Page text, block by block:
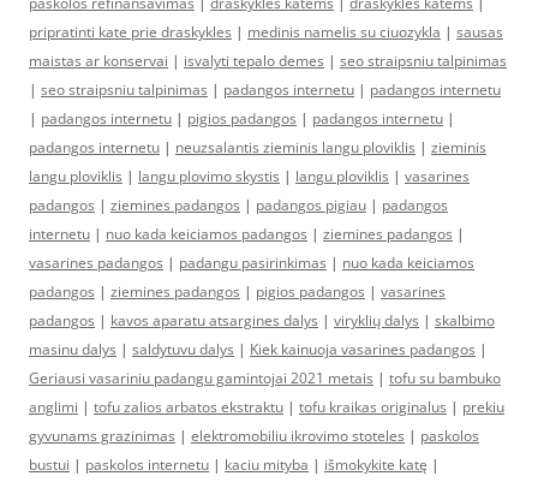
pripratinti kate prie draskykles | medinis namelis su ciuozykla | sausas
maistas ar konservai | isvalyti tepalo demes | seo straipsniu talpinimas
| seo straipsniu talpinimas | padangos internetu | padangos internetu
| padangos internetu | pigios padangos | padangos internetu |
padangos internetu | neuzsalantis zieminis langu ploviklis | zieminis
langu ploviklis | langu plovimo skystis | langu ploviklis | vasarines
padangos | ziemines padangos | padangos pigiau | padangos
internetu | nuo kada keiciamos padangos | ziemines padangos |
vasarines padangos | padangu pasirinkimas | nuo kada keiciamos
padangos | ziemines padangos | pigios padangos | vasarines
padangos | kavos aparatu atsargines dalys | viryklių dalys | skalbimo
masinu dalys | saldytuvu dalys | Kiek kainuoja vasarines padangos |
Geriausi vasariniu padangu gamintojai 2021 metais | tofu su bambuko
anglimi | tofu zalios arbatos ekstraktu | tofu kraikas originalus | prekiu
gyvunams grazinimas | elektromobiliu ikrovimo stoteles | paskolos
bustui | paskolos internetu | kaciu mityba | išmokykite katę |